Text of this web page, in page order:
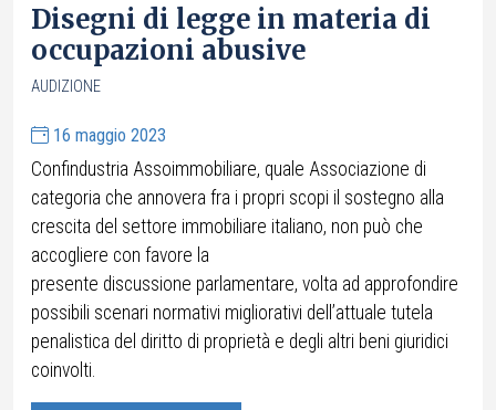
Disegni di legge in materia di
occupazioni abusive
AUDIZIONE
16 maggio 2023
Confindustria Assoimmobiliare, quale Associazione di
categoria che annovera fra i propri scopi il sostegno alla
crescita del settore immobiliare italiano, non può che
accogliere con favore la
presente discussione parlamentare, volta ad approfondire
possibili scenari normativi migliorativi dell’attuale tutela
penalistica del diritto di proprietà e degli altri beni giuridici
coinvolti.